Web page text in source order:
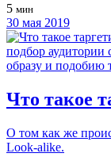
5 мин
30 мая 2019
Что такое
О том как же
Look-alike.